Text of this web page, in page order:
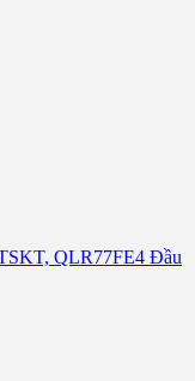
QLR77FE4 Đầu